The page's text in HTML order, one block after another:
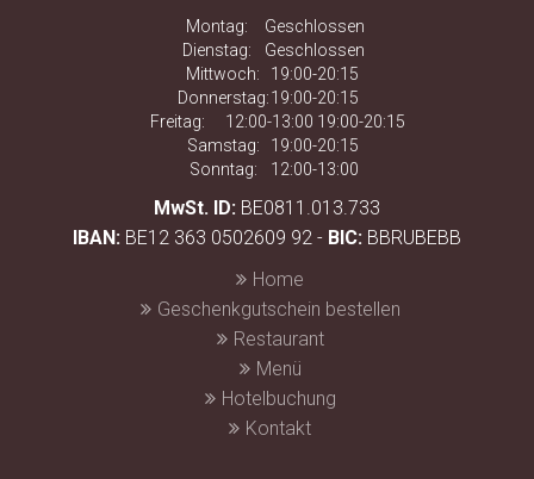
Montag:
Geschlossen
Dienstag:
Geschlossen
Mittwoch:
19:00-20:15
Donnerstag:19:00-20:15
Freitag:
12:00-13:00 19:00-20:15
Samstag:
19:00-20:15
Sonntag:
12:00-13:00
MwSt. ID: BE0811.013.733
IBAN: BE12 363 0502609 92 - BIC: BBRUBEBB
Home
Geschenkgutschein bestellen
Restaurant
Menü
Hotelbuchung
Kontakt